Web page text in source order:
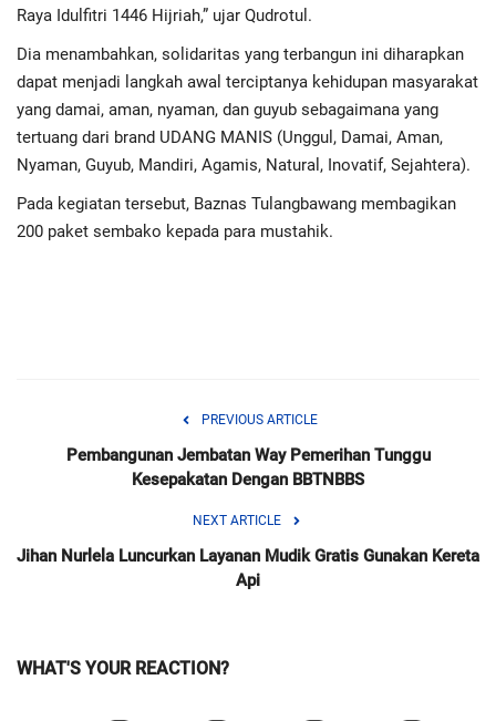
Raya Idulfitri 1446 Hijriah,” ujar Qudrotul.
Dia menambahkan, solidaritas yang terbangun ini diharapkan
dapat menjadi langkah awal terciptanya kehidupan masyarakat
yang damai, aman, nyaman, dan guyub sebagaimana yang
tertuang dari brand UDANG MANIS (Unggul, Damai, Aman,
Nyaman, Guyub, Mandiri, Agamis, Natural, Inovatif, Sejahtera).
Pada kegiatan tersebut, Baznas Tulangbawang membagikan
200 paket sembako kepada para mustahik.
PREVIOUS ARTICLE
Pembangunan Jembatan Way Pemerihan Tunggu
Kesepakatan Dengan BBTNBBS
NEXT ARTICLE
Jihan Nurlela Luncurkan Layanan Mudik Gratis Gunakan Kereta
Api
WHAT'S YOUR REACTION?